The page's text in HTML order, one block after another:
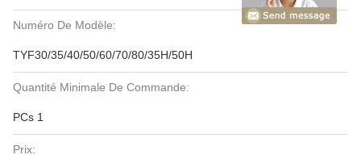
Numéro De Modèle:
TYF30/35/40/50/60/70/80/35H/50H
Quantité Minimale De Commande:
PCs 1
Prix: